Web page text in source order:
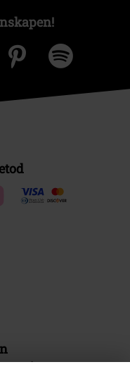
av många fördelar!